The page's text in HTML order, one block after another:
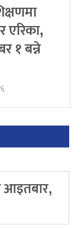
एरिका,
१ बन्ने
आइतबार,